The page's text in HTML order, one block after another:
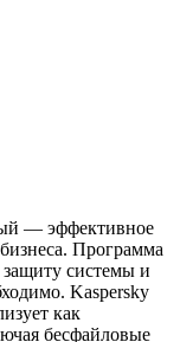
— эффективное
Программа
системы и
Kaspersky
как
бесфайловые